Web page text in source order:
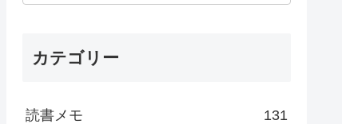
カテゴリー
読書メモ 131